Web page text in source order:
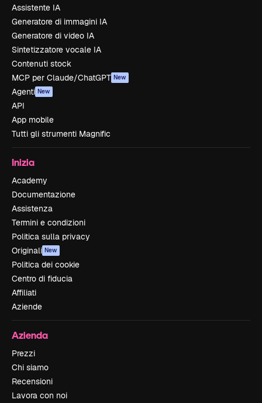
Assistente IA
Generatore di immagini IA
Generatore di video IA
Sintetizzatore vocale IA
Contenuti stock
MCP per Claude/ChatGPT New
Agenti New
API
App mobile
Tutti gli strumenti Magnific
Inizia
Academy
Documentazione
Assistenza
Termini e condizioni
Politica sulla privacy
Originali New
Politica dei cookie
Centro di fiducia
Affiliati
Aziende
Azienda
Prezzi
Chi siamo
Recensioni
Lavora con noi